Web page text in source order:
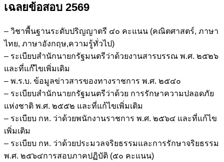
วิทยาศาสตร์
และ
เทคโนโลยี
กลาโหม
เฉลยข้อสอบ 2569
– วิชาพื้นฐานระดับปริญญาตรี ๔๐ คะแนน (คณิตศาสตร์, ภาษา
ไทย, ภาษาอังกฤษ,ความรู้ทั่วไป)
– ระเบียบสำนักนายกรัฐมนตรีว่าด้วยงานสารบรรณ พ.ศ. ๒๕๒๖
และที่แก๊ไขเพิ่มเดิม
– พ.ร.บ. ข้อมูลข่าวสารของทางราชการ พ.ศ. ๒๕๔๐
– ระเบียบสำนักนายกรัฐมนตรีว่าด้วย การรักษาความปลอดภัย
แห่งชาติ พ.ศ. ๒๕๕๒ และที่แก้ไขเพิ่มเติม
– ระเบียบ กห. ว่าด้วยพนักงานราชการ พ.ศ. ๒๕๖๔ และที่แก้ไข
เพิ่มเติม
– ระเบียบ กห. ว่าด้วยประมวลจริยธรรมและการรักษาจริยธรรม
พ.ศ. ๒๕๖๔การสอบภาคปฏิบัติ (๕๐ คะแนน)